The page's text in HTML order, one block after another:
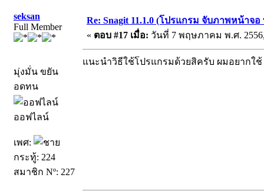
seksan
Full Member
มุ่งมั่น ขยัน
อดทน
ออฟไลน์
เพศ:
กระทู้: 224
สมาชิก Nº: 227
Re: Snagit 11.1.0 (โปรแกรม จับภาพหน้าจ
« ตอบ #17 เมื่อ: วันที่ 7 พฤษภาคม พ.ศ. 2556,
แนะนำวิธีใช้โปรแกรมด้วยสิครับ ผมอยากใช้